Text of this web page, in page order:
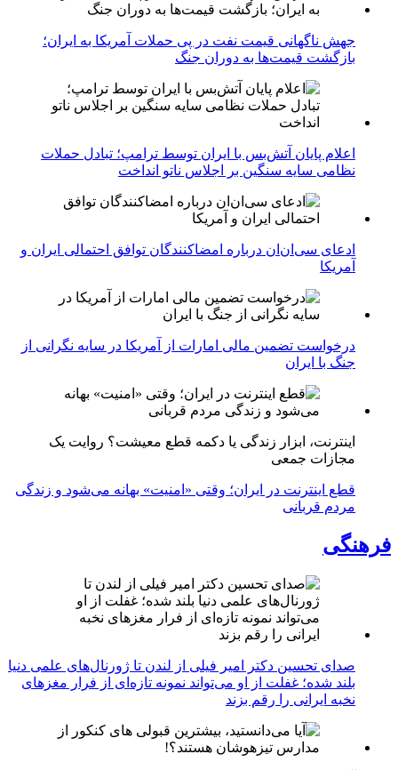
جهش ناگهانی قیمت نفت در پی حملات آمریکا به ایران؛
بازگشت قیمت‌ها به دوران جنگ
اعلام پایان آتش‌بس با ایران توسط ترامپ؛ تبادل حملات
نظامی سایه سنگین بر اجلاس ناتو انداخت
ادعای سی‌ان‌ان درباره امضاکنندگان توافق احتمالی ایران و
آمریکا
درخواست تضمین مالی امارات از آمریکا در سایه نگرانی از
جنگ با ایران
اینترنت، ابزار زندگی یا دکمه قطع معیشت؟ روایت یک
مجازات جمعی
قطع اینترنت در ایران؛ وقتی «امنیت» بهانه می‌شود و زندگی
مردم قربانی
فرهنگی
صدای تحسین دکتر امیر فیلی از لندن تا ژورنال‌های علمی دنیا
بلند شده؛ غفلت از او می‌تواند نمونه تازه‌ای از فرار مغزهای
نخبه ایرانی را رقم بزند